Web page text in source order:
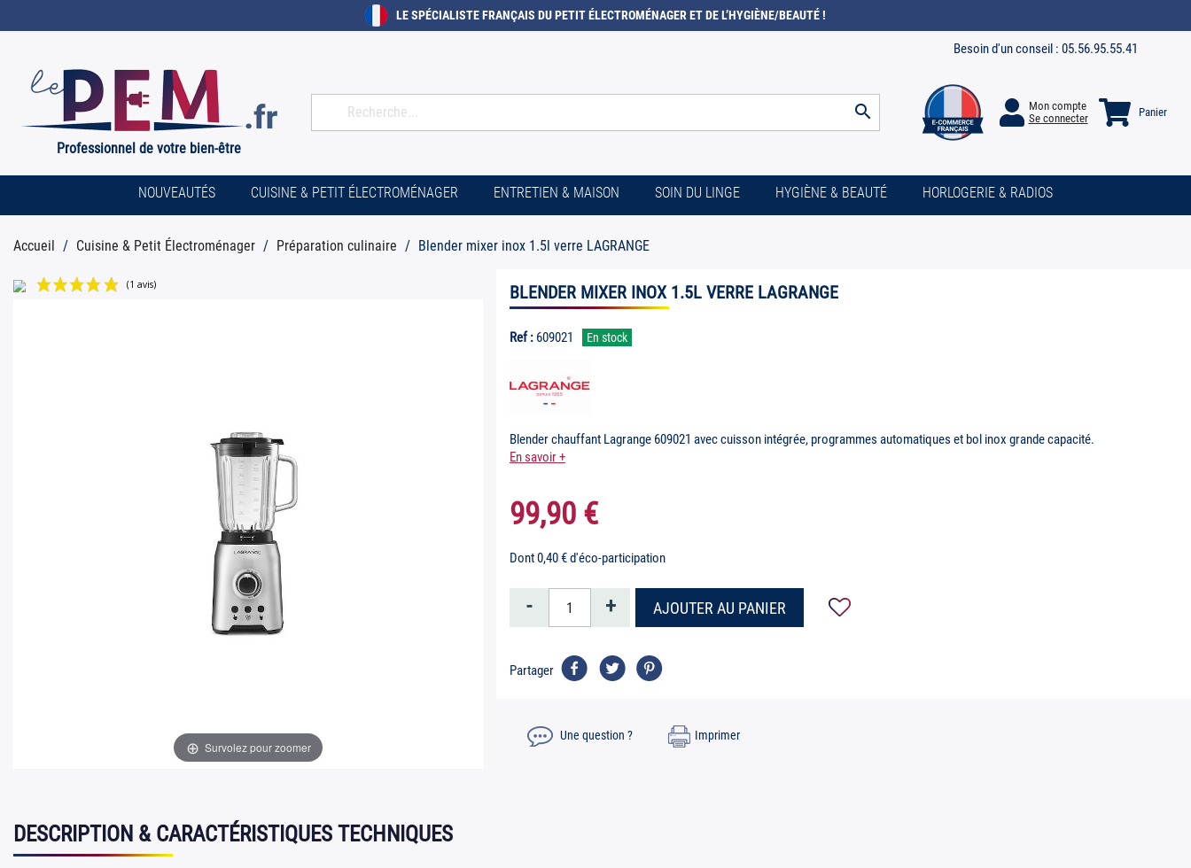
LE SPÉCIALISTE FRANÇAIS DU PETIT ÉLECTROMÉNAGER ET DE L’HYGIÈNE/BEAUTÉ !
Besoin d'un conseil : 05.56.95.55.41
Professionnel de votre bien-être
search
Mon compte
Se connecter
Panier
NOUVEAUTÉS CUISINE & PETIT ÉLECTROMÉNAGER ENTRETIEN & MAISON SOIN DU LINGE HYGIÈNE & BEAUTÉ HORLOGERIE & RADIOS
Accueil Cuisine & Petit Électroménager Préparation culinaire Blender mixer inox 1.5l verre LAGRANGE
Survolez pour zoomer
BLENDER MIXER INOX 1.5L VERRE LAGRANGE
Ref : 609021 En stock
Blender chauffant Lagrange 609021 avec cuisson intégrée, programmes automatiques et bol inox grande capacité.
En savoir +
99,90 €
Dont 0,40 € d'éco-participation
- + AJOUTER AU PANIER
Partager
Une question ? Imprimer
DESCRIPTION & CARACTÉRISTIQUES TECHNIQUES